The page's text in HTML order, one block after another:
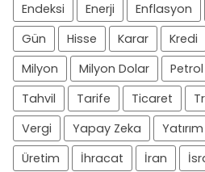
Endeksi
Enerji Enflasyon
Gün
Hisse Karar Kredi
Milyon
Milyon Dolar Petrol
Tahvil
Tarife Ticaret
Vergi
Yapay Zeka Yatırım
Üretim
İhracat İran